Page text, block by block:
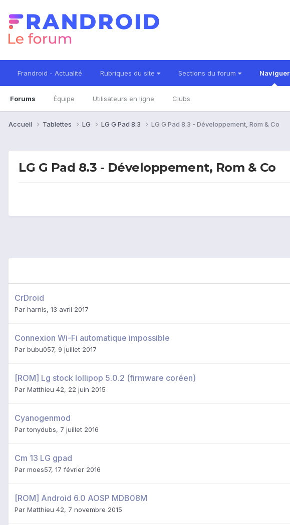
Frandroid - Actualité Rubriques du site Sections du forum Naviguer
Forums Équipe Utilisateurs en ligne Clubs
Accueil Tablettes LG LG G Pad 8.3 LG G Pad 8.3 - Développement, Rom & Co
LG G Pad 8.3 - Développement, Rom & Co
CrDroid
Par harnis, 13 avril 2017
Connexion Wi-Fi automatique impossible
Par bubu057, 9 juillet 2017
[ROM] Lg stock lollipop 5.0.2 (firmware coréen)
Par Matthieu 42, 22 juin 2015
Cyanogenmod
Partonydubs, 7 juillet 2016
Cm 13 LG gpad
Par moes57, 17 février 2016
[ROM] Android 6.0 AOSP MDB08M
Par Matthieu 42, 7 novembre 2015